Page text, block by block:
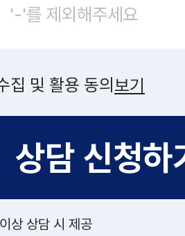
집 및 활용 동의보기
상담 신청
상 상담 시 제공